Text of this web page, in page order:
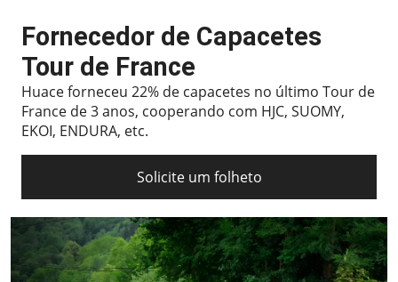
Fornecedor de Capacetes
Tour de France
Huace forneceu 22% de capacetes no último Tour de
France de 3 anos, cooperando com HJC, SUOMY,
EKOI, ENDURA, etc.
Solicite um folheto